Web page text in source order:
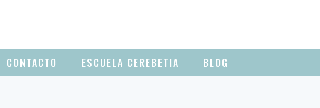
CONTACTO ESCUELA CEREBETIA BLOG